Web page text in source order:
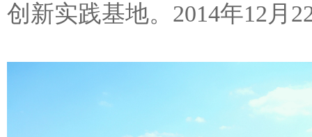
创新实践基地。2014年12月